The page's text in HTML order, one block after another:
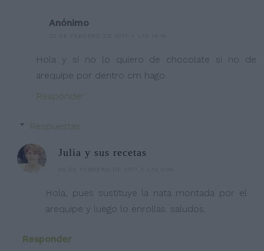
Anónimo
Hola y si no lo quiero de chocolate si no de
arequipe por dentro cm hago
Responder
Respuestas
Julia y sus recetas
Hola, pues sustituye la nata montada por el
arequipe y luego lo enrollas. saludos.
Responder